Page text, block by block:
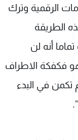
الرقمية وترك
الطريقة
أنه لن
فكفكة الاطراف
تكمن في البدء